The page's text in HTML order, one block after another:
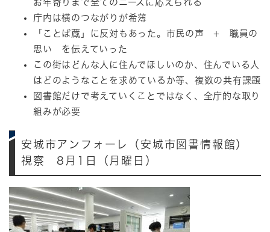
お年寄りまで全てのニーズに応えられる
庁内は横のつながりが希薄
「ことば蔵」に反対もあった。市民の声 + 職員の
思い を伝えていった
この街はどんな人に住んでほしいのか、住んでいる人
はどのようなことを求めているか等、複数の共有課題
図書館だけで考えていくことではなく、全庁的な取り
組みが必要
安城市アンフォーレ（安城市図書情報館）
視察 8月1日（月曜日）